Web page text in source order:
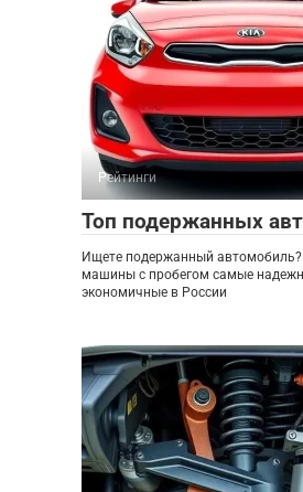
Рейтинги
Топ подержанных
Ищете подержанный автомобиль?
машины с пробегом самые
экономичные в России